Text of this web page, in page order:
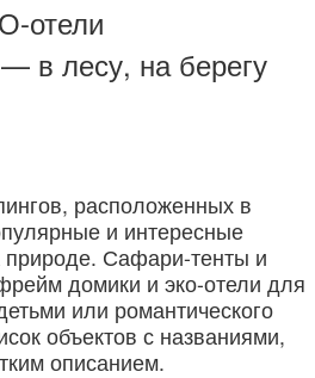
отели
в лесу, на берегу
расположенных в
и интересные
Сафари-тенты и
домики и эко-отели для
или романтического
объектов с названиями,
описанием.